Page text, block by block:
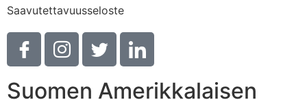
Saavutettavuusseloste
Suomen Amerikkalaisen